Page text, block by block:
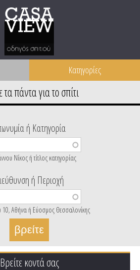
ή Κατηγορία
Νίκος ή τίτλος κατηγορίας
ή Περιοχή
10, Αθήνα ή Εύοσμος Θεσσαλονίκης
Βρείτε κοντά σας